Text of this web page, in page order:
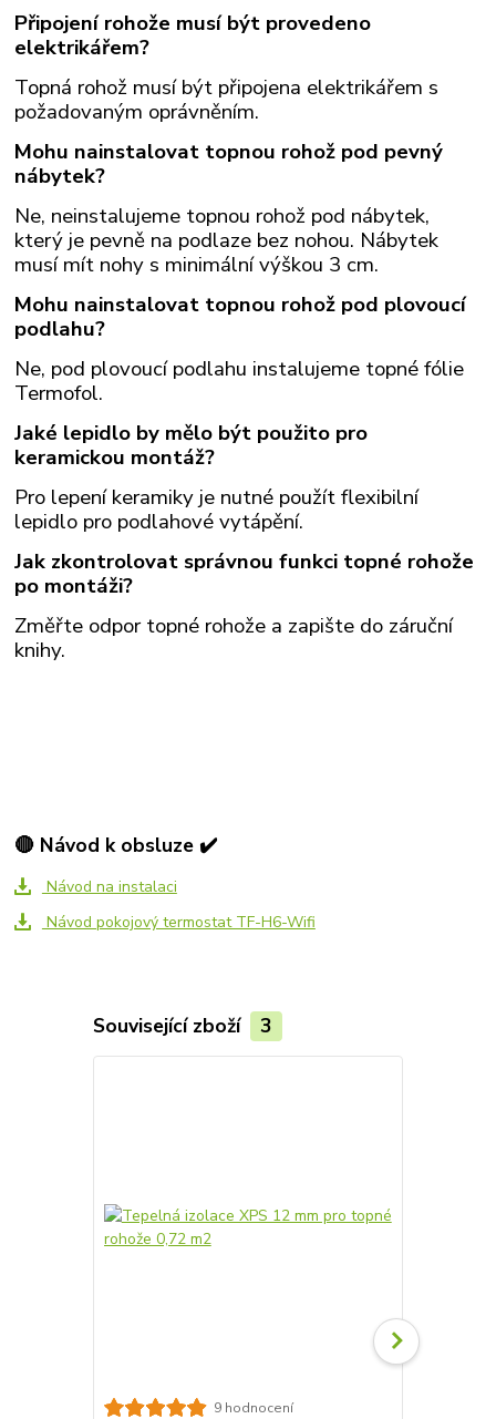
Připojení rohože musí být provedeno
elektrikářem?
Topná rohož musí být připojena elektrikářem s
požadovaným oprávněním.
Mohu nainstalovat topnou rohož pod pevný
nábytek?
Ne, neinstalujeme topnou rohož pod nábytek,
který je pevně na podlaze bez nohou. Nábytek
musí mít nohy s minimální výškou 3 cm.
Mohu nainstalovat topnou rohož pod plovoucí
podlahu?
Ne, pod plovoucí podlahu instalujeme topné fólie
Termofol.
Jaké lepidlo by mělo být použito pro
keramickou montáž?
Pro lepení keramiky je nutné použít flexibilní
lepidlo pro podlahové vytápění.
Jak zkontrolovat správnou funkci topné rohože
po montáži?
Změřte odpor topné rohože a zapište do záruční
knihy.
🔴 Návod k obsluze ✔️
Návod na instalaci
Návod pokojový termostat TF-H6-Wifi
Související zboží 3
9 hodnocení